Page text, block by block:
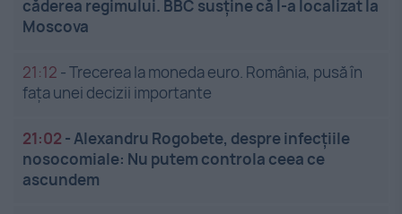
căderea regimului. BBC susține că l-a localizat la
Moscova
21:12 -Trecerea la moneda euro. România, pusă în
fața unei decizii importante
21:02 -Alexandru Rogobete, despre infecțiile
nosocomiale: Nu putem controla ceea ce
ascundem